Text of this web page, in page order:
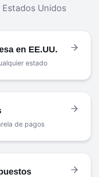
Unidos
en EE.UU.
estado
de pagos